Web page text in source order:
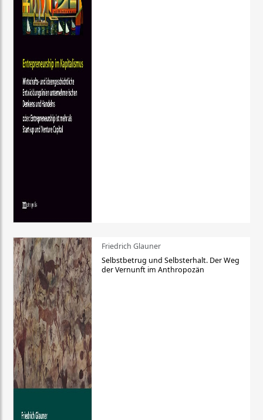
Friedrich Glauner
Selbstbetrug und Selbsterhalt. Der Weg
der Vernunft im Anthropozän